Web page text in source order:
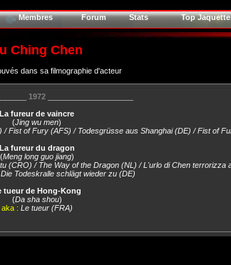
Membres Forum Stats Top
Ching Chen
dans sa filmographie d'acteur
1972____________________
La fureur de vaincre
(Jing wu men)
Fist of Fury (AFS) / Todesgrüsse aus Shanghai (DE) / Fist of
La fureur du dragon
(Meng long guo jiang)
(CRO) / The Way of the Dragon (NL) / L'urlo di Chen terrorizza
Todeskralle schlägt wieder zu (DE)
tueur de Hong-Kong
(Da sha shou)
aka : Le tueur (FRA)